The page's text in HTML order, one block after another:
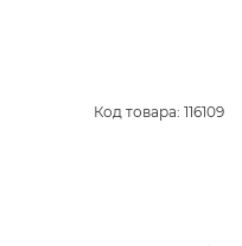
Код товара: 116109